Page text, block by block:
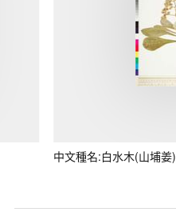
中文種名:白水木(山埔姜)